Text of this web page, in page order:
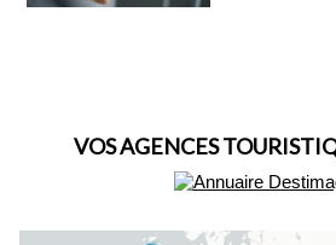
VOS AGENCES